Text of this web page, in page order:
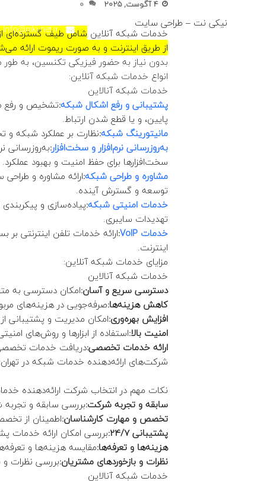
نیکی نت – طراحی سایت Info@niki-net.ir
4 آگوست, 2025 0
خدمات شبکه آنلاین شامل طیف گسترده‌ای
از طریق اینترنت و به صورت ریموت ارائه
بدون نیاز به حضور فیزیکی تکنسین، به
انواع خدمات شبکه آنلاین:
خدمات شبکه آنالاین
پشتیبانی و رفع اشکال شبکه:تشخیص و رفع
پایین، و یا قطع شدن ارتباط.
مانیتورینگ شبکه:نظارت بر عملکرد شبکه و
به‌روزرسانی نرم‌افزار و سخت‌افزار:به‌روزرسانی
سخت‌افزارها برای حفظ امنیت و بهبود عملکرد.
مشاوره و طراحی شبکه:ارائه مشاوره و
توسعه و گسترش آینده.
خدمات امنیتی شبکه:پیاده‌سازی و پیکربندی
تهدیدات سایبری.
خدمات VoIP
:ارائه خدمات تلفن اینترنتی بر
اینترنت.
مزایای خدمات شبکه آنلاین:
خدمات شبکه آنالاین
دسترسی سریع و آسان:امکان دسترسی به
کاهش هزینه‌ها:صرفه‌جویی در هزینه‌های
افزایش بهره‌وری:امکان مدیریت و پشتیبانی
امنیت بالا:استفاده از ابزارها و روش‌های
ارائه خدمات تخصصی:دریافت خدمات
شرکت‌های ارائه‌دهنده خدمات شبکه در تهران:
نکات مهم در انتخاب شرکت ارائه‌دهنده
سابقه و تجربه شرکت:بررسی سابقه و
تخصص و مهارت کارشناسان:اطمینان از
پشتیبانی 24/7:
بررسی امکان ارائه خدمات
هزینه‌ها و تعرفه‌ها:مقایسه هزینه‌ها و
نظرات و بازخوردهای مشتریان:بررسی نظرات
خدمات شبکه آنالاین